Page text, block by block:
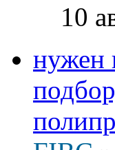
10
нужен